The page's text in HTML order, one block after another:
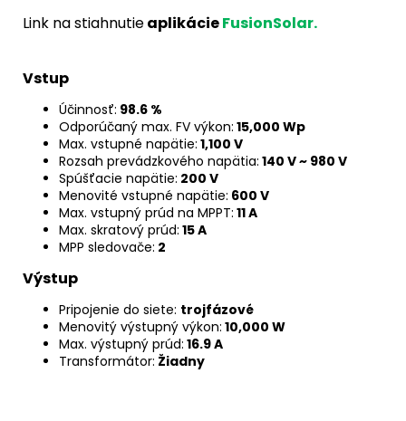
Link na stiahnutieaplikácieFusionSolar.
Vstup
Účinnosť: 98.6 %
Odporúčaný max. FV výkon: 15,000 Wp
Max. vstupné napätie: 1,100 V
Rozsah prevádzkového napätia: 140 V ~ 980 V
Spúšťacie napätie: 200 V
Menovité vstupné napätie: 600 V
Max. vstupný prúd na MPPT: 11 A
Max. skratový prúd: 15 A
MPP sledovače: 2
Výstup
Pripojenie do siete: trojfázové
Menovitý výstupný výkon: 10,000 W
Max. výstupný prúd: 16.9 A
Transformátor: Žiadny